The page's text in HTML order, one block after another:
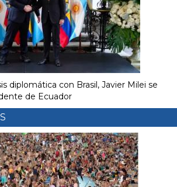
diplomática con Brasil, Javier Milei se
de Ecuador